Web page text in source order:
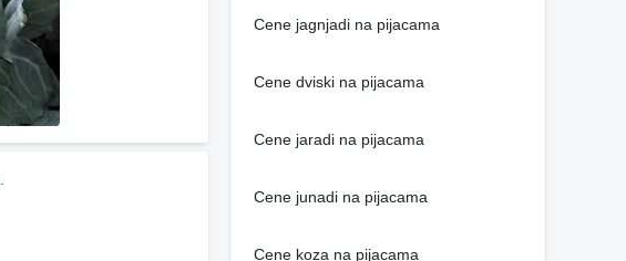
Cene jagnjadi na pijacama
Cene dviski na pijacama
Cene jaradi na pijacama
Cene junadi na pijacama
Cene koza na pijacama